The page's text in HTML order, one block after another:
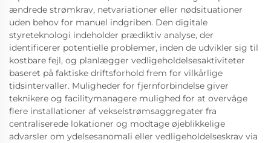
ændrede strømkrav, netvariationer eller nødsituationer
uden behov for manuel indgriben. Den digitale
styreteknologi indeholder prædiktiv analyse, der
identificerer potentielle problemer, inden de udvikler sig til
kostbare fejl, og planlægger vedligeholdelsesaktiviteter
baseret på faktiske driftsforhold frem for vilkårlige
tidsintervaller. Muligheder for fjernforbindelse giver
teknikere og facilitymanagere mulighed for at overvåge
flere installationer af vekselstrømsaggregater fra
centraliserede lokationer og modtage øjeblikkelige
advarsler om ydelsesanomali eller vedligeholdelseskrav via